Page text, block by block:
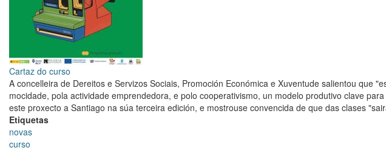
Cartaz do curso
A concelleira de Dereitos e Servizos Sociais, Promoción Económica e Xuventude salientou
mocidade, pola actividade emprendedora, e polo cooperativismo, un modelo produtivo clave
este proxecto a Santiago na súa terceira edición, e mostrouse convencida de que das clases
Etiquetas
novas
curso